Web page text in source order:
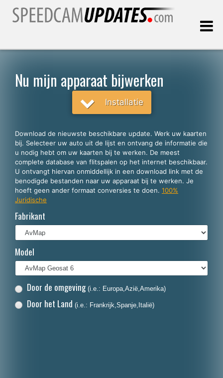
Nederlands
English
Español
Português
Deutsch
Français
Italiano
Polski
Dansk
Nu mijn apparaat bijwerken
Installatie
Download de nieuwste beschikbare update. Werk uw kaarten
bij. Selecteer uw auto uit de lijst en ontvang de informatie die
u nodig hebt om uw kaarten bij te werken. De meest
complete database van flitspalen op het internet beschikbaar.
U ontvangt hiervan onmiddellijk in een download link met de
benodigde bestanden naar uw apparaat bij te werken. Je
hoeft geen ander formaat conversies te doen. 100%
Juridische
Fabrikant
Model
Door de omgeving (i.e.: Europa,Azië,Amerika)
Door het Land (i.e.: Frankrijk,Spanje,Italië)